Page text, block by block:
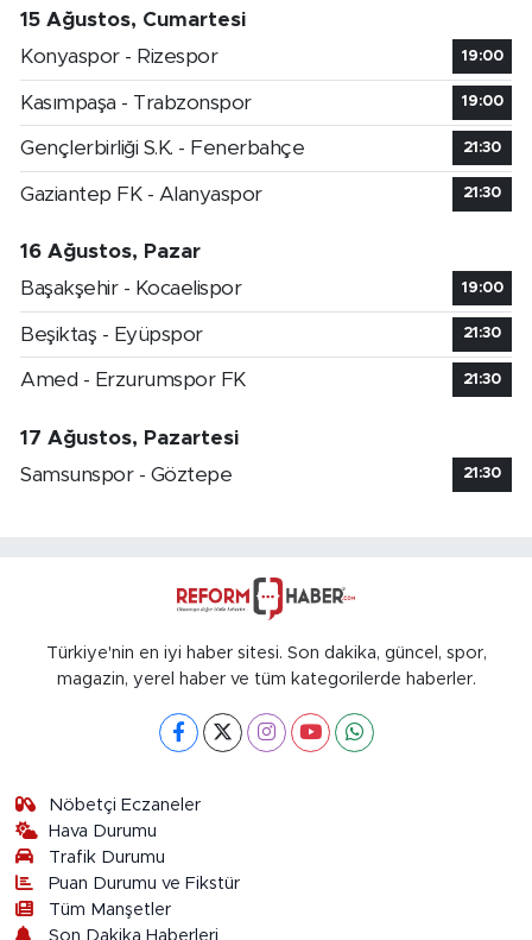
15 Ağustos, Cumartesi
Konyaspor - Rizespor
19:00
Kasımpaşa - Trabzonspor 19:00
Gençlerbirliği S.K. - Fenerbahçe 21:30
Gaziantep FK - Alanyaspor 21:30
16 Ağustos, Pazar
Başakşehir - Kocaelispor
19:00
Beşiktaş - Eyüpspor 21:30
Amed - Erzurumspor FK 21:30
17 Ağustos, Pazartesi
Samsunspor - Göztepe
21:30
Türkiye'nin en iyi haber sitesi. Son dakika, güncel, spor,
magazin, yerel haber ve tüm kategorilerde haberler.
Nöbetçi Eczaneler
Hava Durumu
Trafik Durumu
Puan Durumu ve Fikstür
Tüm Manşetler
Son Dakika Haberleri